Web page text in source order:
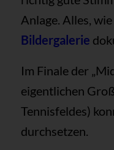
Anlage. Alles,
Bildergalerie
Im Finale der
eigentlichen
Tennisfeldes)
durchsetzen.